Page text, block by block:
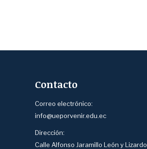
Contacto
Correo electrónico:
info@ueporvenir.edu.ec
Dirección:
Calle Alfonso Jaramillo León y Lizardo